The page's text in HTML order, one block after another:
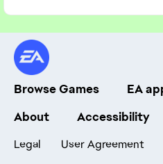
Browse Games EA
About
Accessibility
Legal User Agreement